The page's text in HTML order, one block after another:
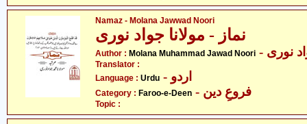
Namaz - Molana Jawwad Noori
نماز - مولانا جواد نوری
Author : Molana Muhammad Jawad Noori نوری
Translator :
Language : Urdu - اردو
Category : Faroo-e-Deen - فروعِ دین
Topic :